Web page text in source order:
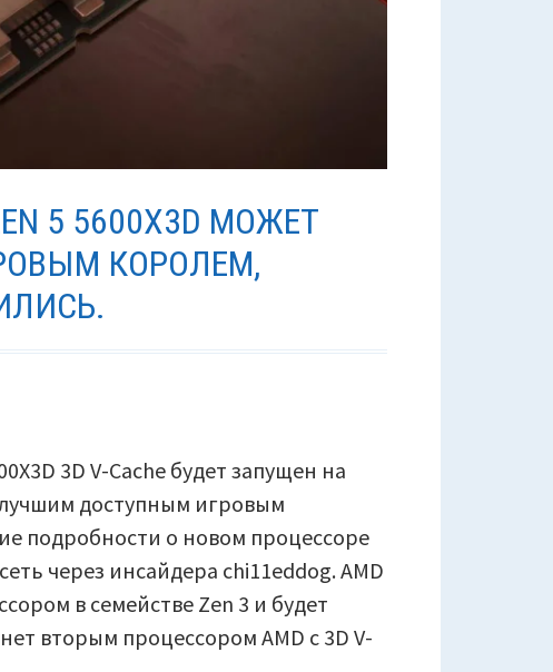
5 5600X3D МОЖЕТ
КОРОЛЕМ,
3D V-Cache будет запущен на
доступным игровым
подробности о новом процессоре
через инсайдера chi11eddog. AMD
в семействе Zen 3 и будет
вторым процессором AMD с 3D V-